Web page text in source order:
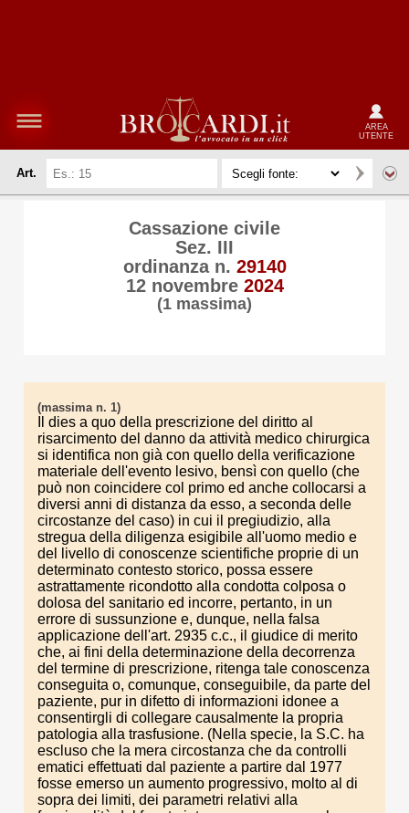
AREA
UTENTE
Art.
Cassazione civile
Sez. III
ordinanza n. 29140
12 novembre 2024
(1 massima)
(massima n. 1)
Il dies a quo della prescrizione del diritto al
risarcimento del danno da attività medico chirurgica
si identifica non già con quello della verificazione
materiale dell'evento lesivo, bensì con quello (che
può non coincidere col primo ed anche collocarsi a
diversi anni di distanza da esso, a seconda delle
circostanze del caso) in cui il pregiudizio, alla
stregua della diligenza esigibile all'uomo medio e
del livello di conoscenze scientifiche proprie di un
determinato contesto storico, possa essere
astrattamente ricondotto alla condotta colposa o
dolosa del sanitario ed incorre, pertanto, in un
errore di sussunzione e, dunque, nella falsa
applicazione dell'art. 2935 c.c., il giudice di merito
che, ai fini della determinazione della decorrenza
del termine di prescrizione, ritenga tale conoscenza
conseguita o, comunque, conseguibile, da parte del
paziente, pur in difetto di informazioni idonee a
consentirgli di collegare causalmente la propria
patologia alla trasfusione. (Nella specie, la S.C. ha
escluso che la mera circostanza che da controlli
ematici effettuati dal paziente a partire dal 1977
fosse emerso un aumento progressivo, molto al di
sopra dei limiti, dei parametri relativi alla